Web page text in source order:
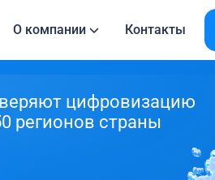
О компании Контакты
цифровизацию
регионов страны